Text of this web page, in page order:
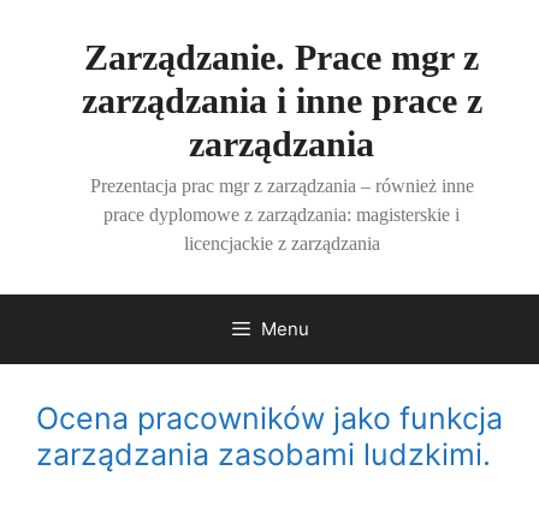
Zarządzanie. Prace mgr z
zarządzania i inne prace z
zarządzania
Prezentacja prac mgr z zarządzania – również inne
prace dyplomowe z zarządzania: magisterskie i
licencjackie z zarządzania
Menu
Ocena pracowników jako funkcja
zarządzania zasobami ludzkimi.